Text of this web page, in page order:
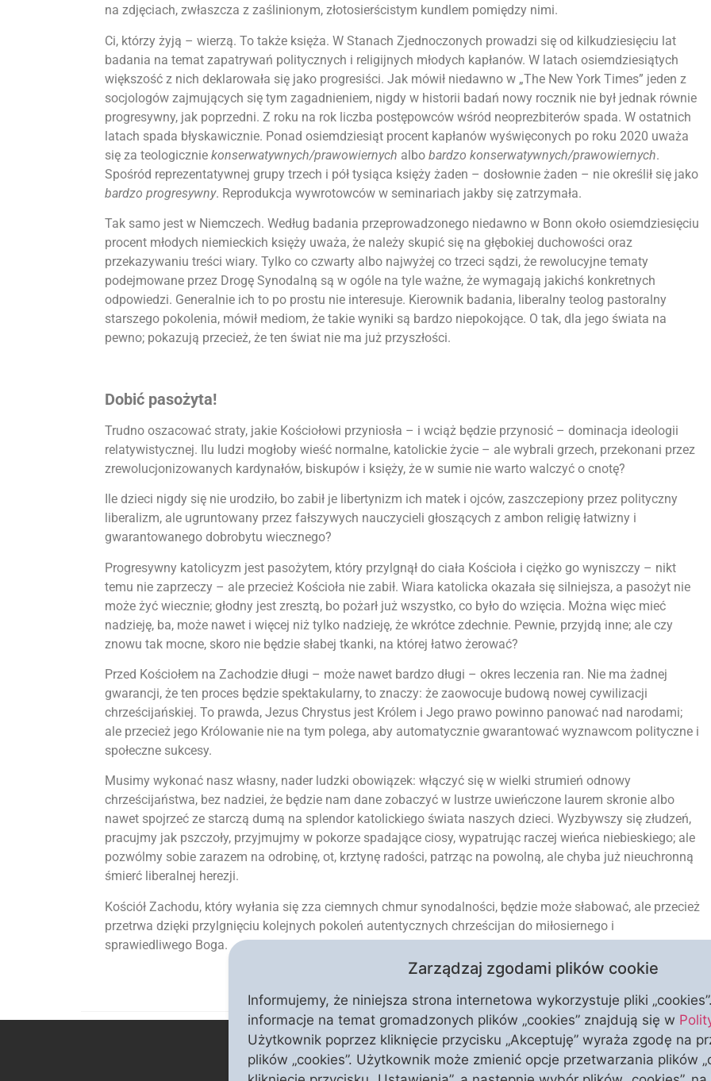
na zdjęciach, zwłaszcza z zaślinionym, złotosierścistym kundlem pomiędzy nimi.
Ci, którzy żyją – wierzą. To także księża. W Stanach Zjednoczonych prowadzi się od kilkudziesięciu lat
badania na temat zapatrywań politycznych i religijnych młodych kapłanów. W latach osiemdziesiątych
większość z nich deklarowała się jako progresiści. Jak mówił niedawno w „The New York Times” jeden z
socjologów zajmujących się tym zagadnieniem, nigdy w historii badań nowy rocznik nie był jednak równie
progresywny, jak poprzedni. Z roku na rok liczba postępowców wśród neoprezbiterów spada. W ostatnich
latach spada błyskawicznie. Ponad osiemdziesiąt procent kapłanów wyświęconych po roku 2020 uważa
się za teologicznie konserwatywnych/prawowiernych albo bardzo konserwatywnych/prawowiernych.
Spośród reprezentatywnej grupy trzech i pół tysiąca księży żaden – dosłownie żaden – nie określił się jako
bardzo progresywny. Reprodukcja wywrotowców w seminariach jakby się zatrzymała.
Tak samo jest w Niemczech. Według badania przeprowadzonego niedawno w Bonn około osiemdziesięciu
procent młodych niemieckich księży uważa, że należy skupić się na głębokiej duchowości oraz
przekazywaniu treści wiary. Tylko co czwarty albo najwyżej co trzeci sądzi, że rewolucyjne tematy
podejmowane przez Drogę Synodalną są w ogóle na tyle ważne, że wymagają jakichś konkretnych
odpowiedzi. Generalnie ich to po prostu nie interesuje. Kierownik badania, liberalny teolog pastoralny
starszego pokolenia, mówił mediom, że takie wyniki są bardzo niepokojące. O tak, dla jego świata na
pewno; pokazują przecież, że ten świat nie ma już przyszłości.
Dobić pasożyta!
Trudno oszacować straty, jakie Kościołowi przyniosła – i wciąż będzie przynosić – dominacja ideologii
relatywistycznej. Ilu ludzi mogłoby wieść normalne, katolickie życie – ale wybrali grzech, przekonani przez
zrewolucjonizowanych kardynałów, biskupów i księży, że w sumie nie warto walczyć o cnotę?
Ile dzieci nigdy się nie urodziło, bo zabił je libertynizm ich matek i ojców, zaszczepiony przez polityczny
liberalizm, ale ugruntowany przez fałszywych nauczycieli głoszących z ambon religię łatwizny i
gwarantowanego dobrobytu wiecznego?
Progresywny katolicyzm jest pasożytem, który przylgnął do ciała Kościoła i ciężko go wyniszczy – nikt
temu nie zaprzeczy – ale przecież Kościoła nie zabił. Wiara katolicka okazała się silniejsza, a pasożyt nie
może żyć wiecznie; głodny jest zresztą, bo pożarł już wszystko, co było do wzięcia. Można więc mieć
nadzieję, ba, może nawet i więcej niż tylko nadzieję, że wkrótce zdechnie. Pewnie, przyjdą inne; ale czy
znowu tak mocne, skoro nie będzie słabej tkanki, na której łatwo żerować?
Przed Kościołem na Zachodzie długi – może nawet bardzo długi – okres leczenia ran. Nie ma żadnej
gwarancji, że ten proces będzie spektakularny, to znaczy: że zaowocuje budową nowej cywilizacji
chrześcijańskiej. To prawda, Jezus Chrystus jest Królem i Jego prawo powinno panować nad narodami;
ale przecież jego Królowanie nie na tym polega, aby automatycznie gwarantować wyznawcom polityczne i
społeczne sukcesy.
Musimy wykonać nasz własny, nader ludzki obowiązek: włączyć się w wielki strumień odnowy
chrześcijaństwa, bez nadziei, że będzie nam dane zobaczyć w lustrze uwieńczone laurem skronie albo
nawet spojrzeć ze starczą dumą na splendor katolickiego świata naszych dzieci. Wyzbywszy się złudzeń,
pracujmy jak pszczoły, przyjmujmy w pokorze spadające ciosy, wypatrując raczej wieńca niebieskiego; ale
pozwólmy sobie zarazem na odrobinę, ot, krztynę radości, patrząc na powolną, ale chyba już nieuchronną
śmierć liberalnej herezji.
Kościół Zachodu, który wyłania się zza ciemnych chmur synodalności, będzie może słabować, ale przecież
przetrwa dzięki przylgnięciu kolejnych pokoleń autentycznych chrześcijan do miłosiernego i
sprawiedliwego Boga.
Zarządzaj zgodami plików cookie
Informujemy, że niniejsza strona internetowa wykorzystuje pliki
informacje na temat gromadzonych plików „cookies” znajdują się w
Użytkownik poprzez kliknięcie przycisku „Akceptuję” wyraża zgodę na
plików „cookies”. Użytkownik może zmienić opcje przetwarzania plików